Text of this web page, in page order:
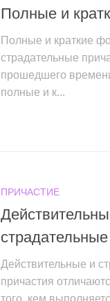
Полные и
Полные и краткие
страдательные
прошедшего
полные и к...
ПРИЧАСТИЕ
Действительные и
причастия